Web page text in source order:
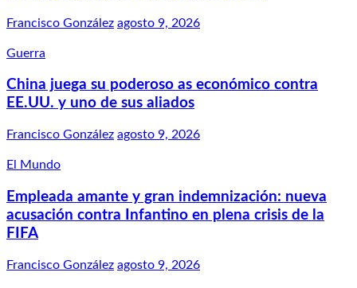
Francisco González agosto 9, 2026
Guerra
China juega su poderoso as económico contra
EE.UU. y uno de sus aliados
Francisco González agosto 9, 2026
El Mundo
Empleada amante y gran indemnización: nueva
acusación contra Infantino en plena crisis de la
FIFA
Francisco González agosto 9, 2026